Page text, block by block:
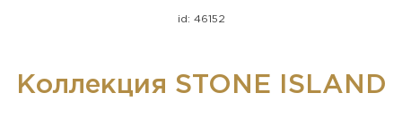
id: 46152
Коллекция STONE ISLAND